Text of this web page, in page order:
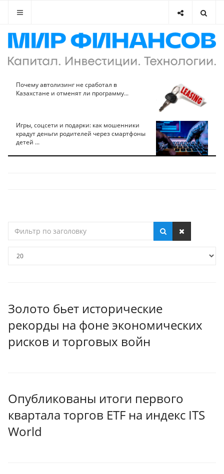
Почему автолизинг не сработал в
Казахстане и отменят ли программу...
Игры, соцсети и подарки: как мошенники
крадут деньги родителей через смартфоны
детей ...
по
Золото бьет исторические
рекорды на фоне экономических
рисков и торговых войн
Опубликованы итоги первого
квартала торгов ETF на индекс ITS
World